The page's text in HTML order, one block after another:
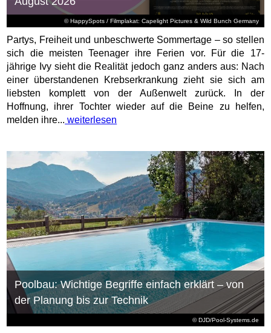
© HappySpots / Filmplakat: Capelight Pictures & Wild Bunch Germany
Partys, Freiheit und unbeschwerte Sommertage – so stellen
sich die meisten Teenager ihre Ferien vor. Für die 17-
jährige Ivy sieht die Realität jedoch ganz anders aus: Nach
einer überstandenen Krebserkrankung zieht sie sich am
liebsten komplett von der Außenwelt zurück. In der
Hoffnung, ihrer Tochter wieder auf die Beine zu helfen,
melden ihre... weiterlesen
© DJD/Pool-Systems.de
Poolbau: Wichtige Begriffe einfach erklärt – von
der Planung bis zur Technik